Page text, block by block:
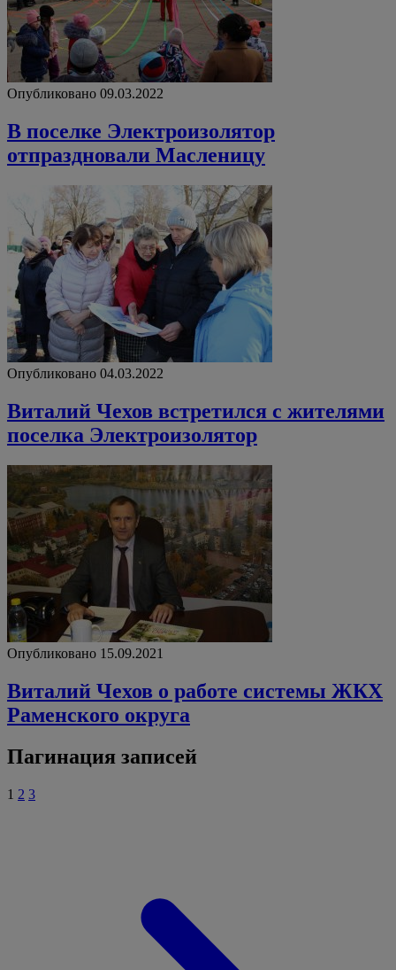
Опубликовано 09.03.2022
В поселке Электроизолятор
отпраздновали Масленицу
Опубликовано 04.03.2022
Виталий Чехов встретился с жителями
поселка Электроизолятор
Опубликовано 15.09.2021
Виталий Чехов о работе системы ЖКХ
Раменского округа
Пагинация записей
1 2 3